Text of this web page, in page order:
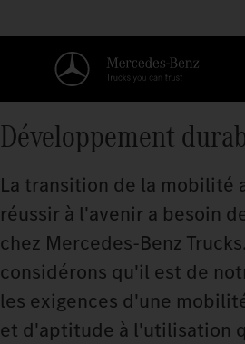
Développement
La transition de la mobilité
réussir à l'avenir a besoin
chez Mercedes‑Benz
considérons qu'il est de
les exigences d'une
et d'aptitude à l'utilisation